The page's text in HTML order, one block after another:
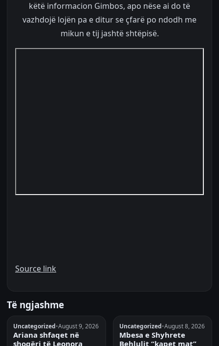
këtë informacion Gimbos, apo nëse ai do të
vazhdojë lojën pa e ditur se çfarë po ndodh me
mikun e tij jashtë shtëpisë.
Source link
Të ngjashme
Uncategorized•August 9, 2026
Ariana shfaqet në
shoqëri të Leonora
Uncategorized•August 8, 2026
Mbesa e Shyhrete
Behlulit “kapet mat”